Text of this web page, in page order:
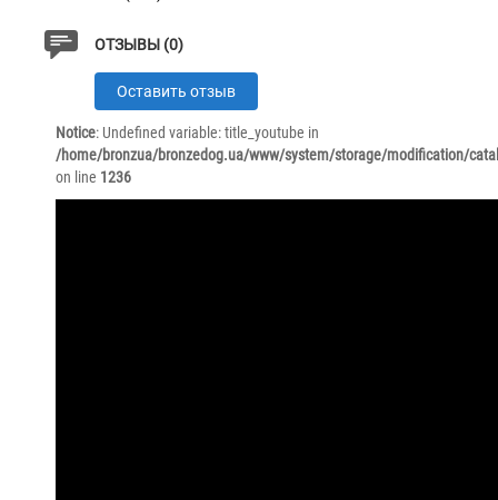
ОТЗЫВЫ (0)
Оставить отзыв
Notice: Undefined variable: title_youtube in
/home/bronzua/bronzedog.ua/www/system/storage/modification/
on line 1236
Материал
Регулируется от 75 см до 115 см